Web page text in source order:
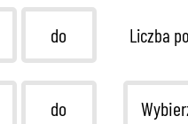
Liczba